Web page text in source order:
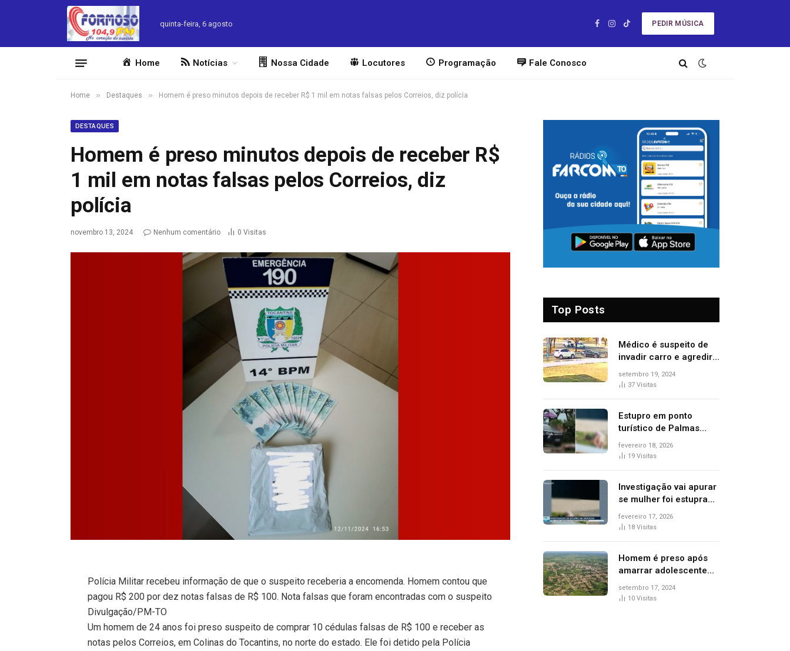
quinta-feira, 6 agosto
Facebook
Instagram
TikTok
PEDIR MÚSICA
Home Notícias Nossa Cidade Locutores Programação Fale Conosco
Home » Destaques » Homem é preso minutos depois de receber R$ 1 mil em notas falsas pelos Correios, diz polícia
DESTAQUES
Homem é preso minutos depois de receber R$
1 mil em notas falsas pelos Correios, diz
polícia
novembro 13, 2024 Nenhum comentário 0 Visitas
Polícia Militar recebeu informação de que o suspeito receberia a encomenda. Homem contou que
pagou R$ 200 por dez notas falsas de R$ 100. Nota falsas que foram encontradas com o suspeito
Divulgação/PM-TO
Um homem de 24 anos foi preso suspeito de comprar 10 cédulas falsas de R$ 100 e receber as
notas pelos Correios, em Colinas do Tocantins, no norte do estado. Ele foi detido pela Polícia
Top Posts
Médico é suspeito de
invadir carro e agredir
delegado aposentado
durante confusão no
setembro 19, 2024
37 Visitas
Estupro em ponto
turístico de Palmas
ocorreu em frente à
viatura e base de
fevereiro 18, 2026
19 Visitas
Investigação vai apurar
se mulher foi estuprada
na frente de base da
Guarda Metropolitana
fevereiro 17, 2026
18 Visitas
Homem é preso após
amarrar adolescente
suspeito de furto em
estaca de cerca e
setembro 17, 2024
10 Visitas